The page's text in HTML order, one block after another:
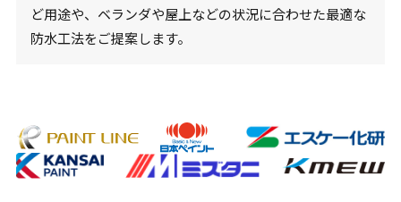
ど用途や、ベランダや屋上などの状況に合わせた最適な
防水工法をご提案します。